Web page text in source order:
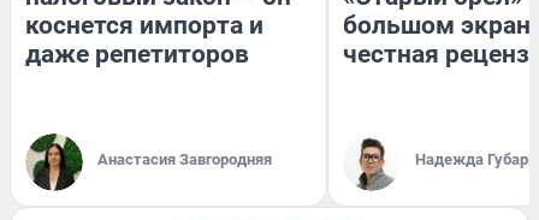
коснется импорта и
даже репетиторов
Анастасия Завгородняя
большом
честная
Надежда Губарь